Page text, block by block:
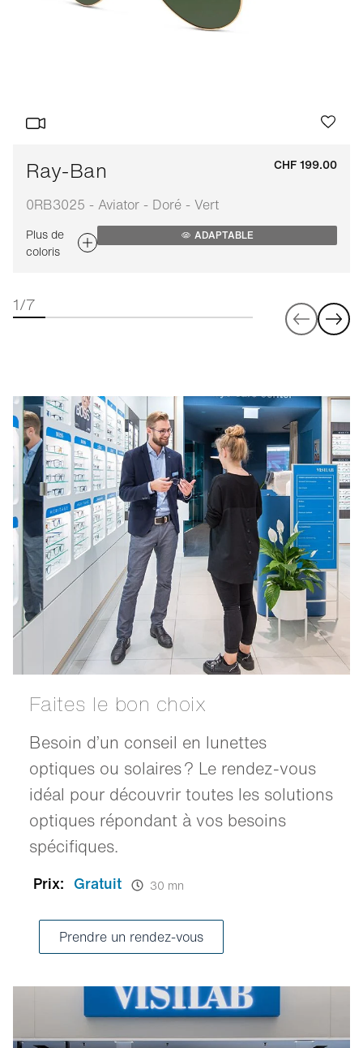
Ray-Ban
0RB3025 - Aviator - Doré - Vert
CHF 199.00
Plus de
coloris
ADAPTABLE
1/7
Faites le bon choix
Besoin d’un conseil en lunettes
optiques ou solaires ? Le rendez-vous
idéal pour découvrir toutes les solutions
optiques répondant à vos besoins
spécifiques.
Prix: Gratuit 30 mn
Prendre un rendez-vous